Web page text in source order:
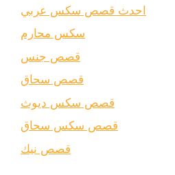
احدث قصص سكس عربي
سكس محارم
قصص جنس
قصص سحاق
قصص سكس ديوث
قصص سكس سحاق
قصص نيك